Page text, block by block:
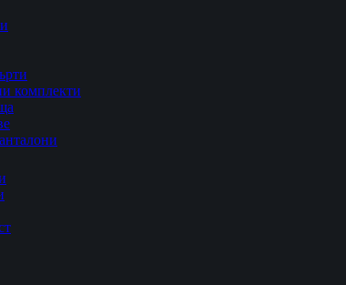
комплекти